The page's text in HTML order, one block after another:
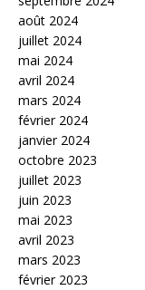
août 2024
juillet 2024
mai 2024
avril 2024
mars 2024
février 2024
janvier 2024
octobre 2023
juillet 2023
juin 2023
mai 2023
avril 2023
mars 2023
février 2023